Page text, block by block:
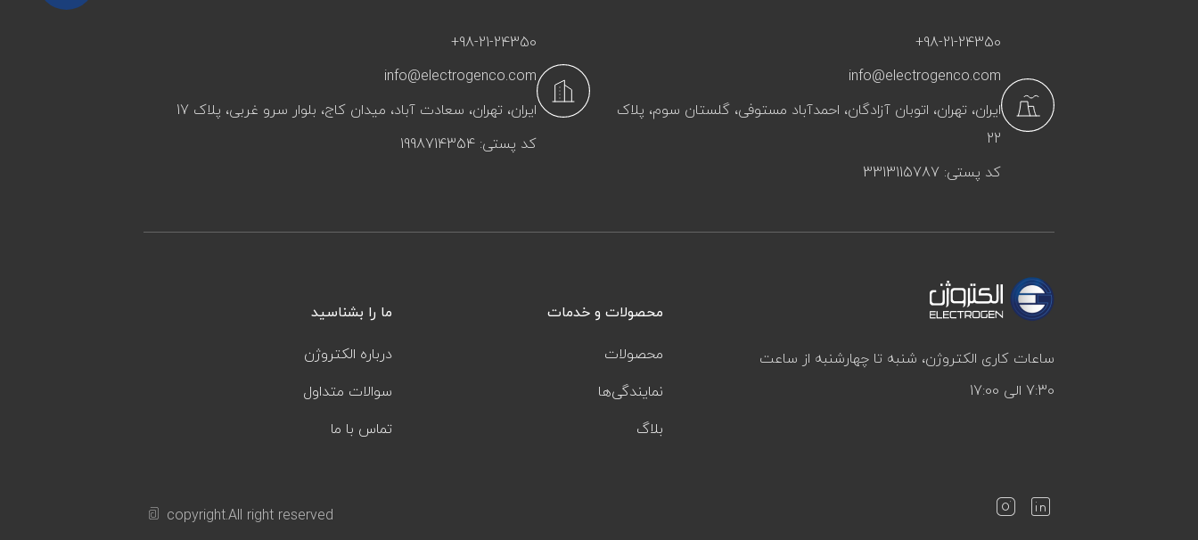
+98-21-24350
info@electrogenco.com
ایران، تهران، اتوبان آزادگان، احمدآباد مستوفی، گلستان سوم، پلاک
22
کد پستی: 3313115787
+98-21-24350
info@electrogenco.com
ایران، تهران، سعادت‌ آباد، میدان کاج، بلوار سرو غربی، پلاک 17
کد پستی: 1998714354
ساعات کاری الکتروژن، شنبه تا چهارشنبه از ساعت
7:30 الی 17:00
محصولات و خدمات
محصولات
نمایندگی‌ها
بلاگ
ما را بشناسید
درباره الکتروژن
سوالات متداول
تماس با ما
copyright.All right reserved